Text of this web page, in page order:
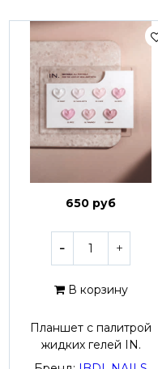
650 руб
В корзину
Планшет с палитрой
жидких гелей IN.